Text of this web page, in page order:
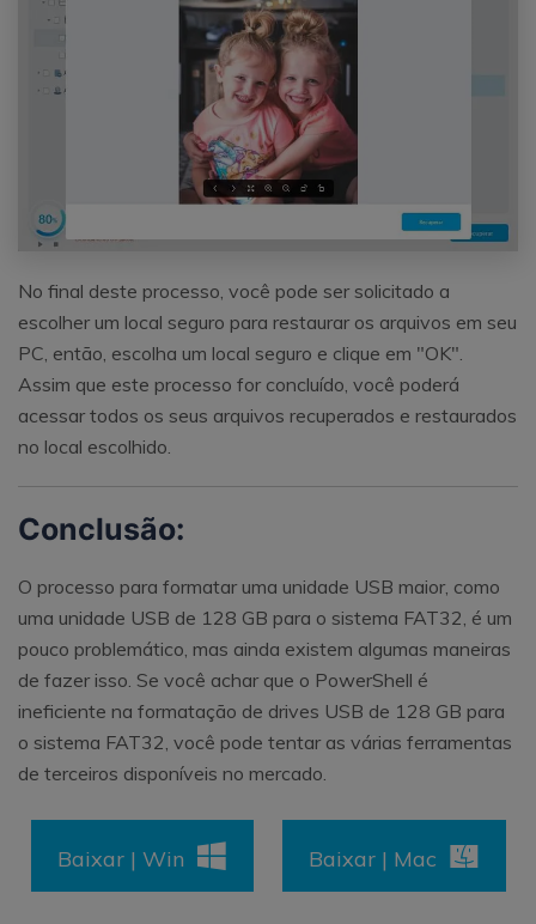
No final deste processo, você pode ser solicitado a
escolher um local seguro para restaurar os arquivos em seu
PC, então, escolha um local seguro e clique em "OK".
Assim que este processo for concluído, você poderá
acessar todos os seus arquivos recuperados e restaurados
no local escolhido.
Conclusão:
O processo para formatar uma unidade USB maior, como
uma unidade USB de 128 GB para o sistema FAT32, é um
pouco problemático, mas ainda existem algumas maneiras
de fazer isso. Se você achar que o PowerShell é
ineficiente na formatação de drives USB de 128 GB para
o sistema FAT32, você pode tentar as várias ferramentas
de terceiros disponíveis no mercado.
Baixar | Win Baixar | Mac